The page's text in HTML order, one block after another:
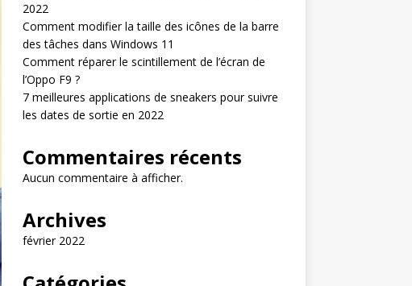
2022
Comment modifier la taille des icônes de la barre
des tâches dans Windows 11
Comment réparer le scintillement de l’écran de
l’Oppo F9 ?
7 meilleures applications de sneakers pour suivre
les dates de sortie en 2022
Commentaires récents
Aucun commentaire à afficher.
Archives
février 2022